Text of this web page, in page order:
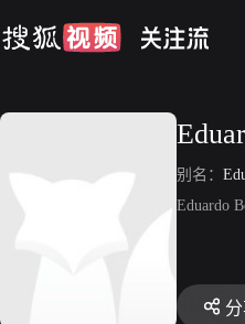
别名：
Eduardo